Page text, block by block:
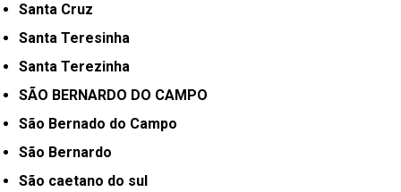
Santa Cruz
Santa Teresinha
Santa Terezinha
SÃO BERNARDO DO CAMPO
São Bernado do Campo
São Bernardo
São caetano do sul